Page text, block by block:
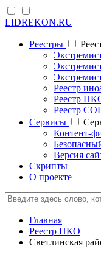
LIDREKON.RU
Реестры
Реестр
Реестр
Реестр
Cервисы
Контент-
Версия
Скрипты
О проекте
Главная
Реестр НКО
Светлинская